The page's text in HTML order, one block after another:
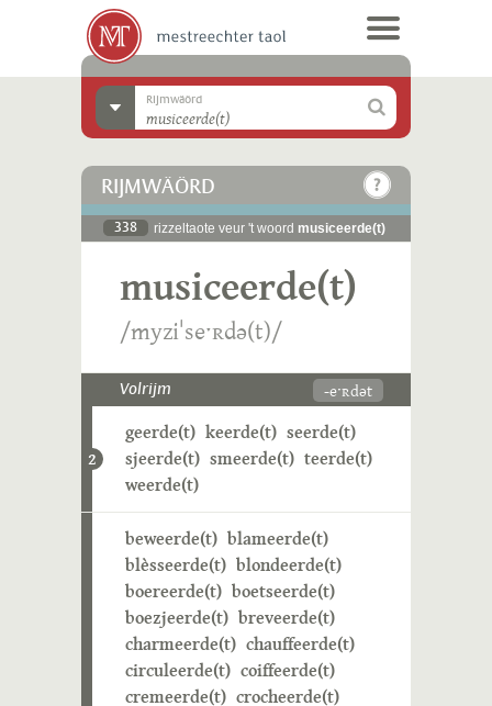
Rijmwäörd
RIJMWÄÖRD
338 rizzeltaote veur 't woord musiceerde(t)
musiceerde(t)
/myziˈseˑʀdə(t)/
Volrijm -eˑʀdət
2
geerde(t) keerde(t) seerde(t)
sjeerde(t) smeerde(t) teerde(t)
weerde(t)
beweerde(t) blameerde(t)
blèsseerde(t) blondeerde(t)
boereerde(t) boetseerde(t)
boezjeerde(t) breveerde(t)
charmeerde(t) chauffeerde(t)
circuleerde(t) coiffeerde(t)
cremeerde(t) crocheerde(t)